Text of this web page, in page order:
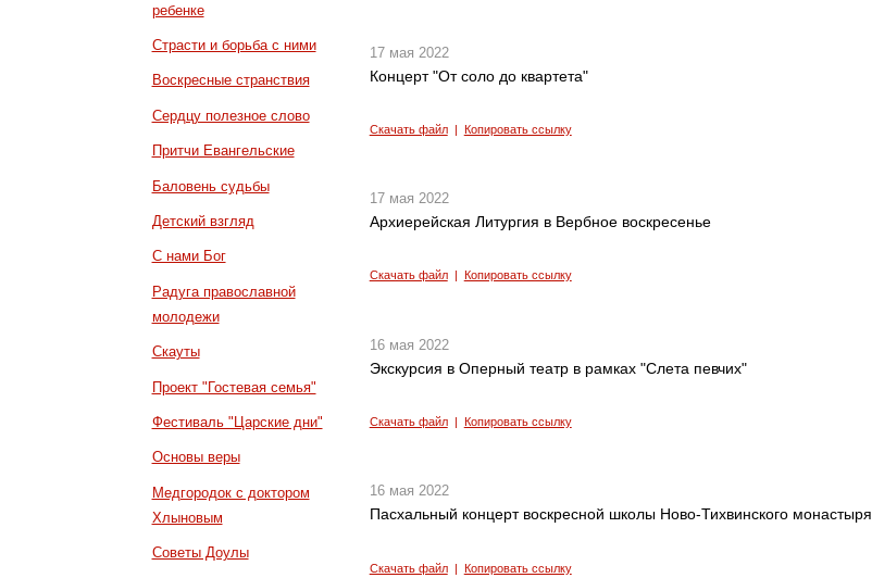
ребенке
Страсти и борьба с ними
Воскресные странствия
Сердцу полезное слово
Притчи Евангельские
Баловень судьбы
Детский взгляд
С нами Бог
Радуга православной
молодежи
Скауты
Проект "Гостевая семья"
Фестиваль "Царские дни"
Основы веры
Медгородок с доктором
Хлыновым
Советы Доулы
17 мая 2022
Концерт "От соло до квартета"
Скачать файл| Копировать ссылку
17 мая 2022
Архиерейская Литургия в Вербное воскресенье
Скачать файл| Копировать ссылку
16 мая 2022
Экскурсия в Оперный театр в рамках "Слета певчих"
Скачать файл| Копировать ссылку
16 мая 2022
Пасхальный концерт воскресной школы Ново-Тихвинского монастыря
Скачать файл| Копировать ссылку